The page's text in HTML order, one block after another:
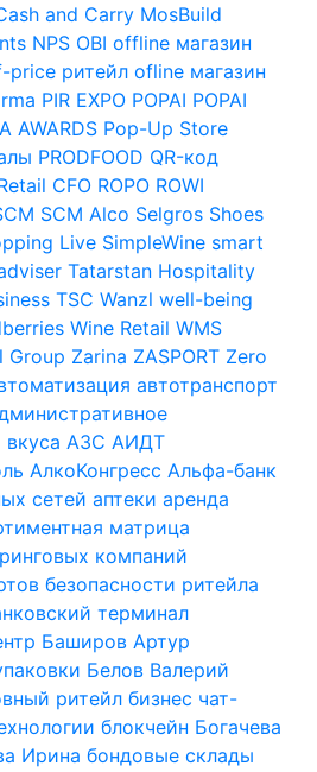
and Carry MosBuild
NPS OBI offline магазин
price ритейл ofline магазин
PIR EXPO POPAI POPAI
AWARDS Pop-Up Store
PRODFOOD QR-код
CFO ROPO ROWI
SCM Alco Selgros Shoes
Live SimpleWine smart
Tatarstan Hospitality
TSC Wanzl well-being
Wine Retail WMS
Group Zarina ZASPORT Zero
автотранспорт
вкуса АЗС АИДТ
АлкоКонгресс Альфа-банк
сетей аптеки аренда
матрица
компаний
безопасности ритейла
терминал
Баширов Артур
Белов Валерий
ритейл бизнес чат-
блокчейн Богачева
Ирина бондовые склады